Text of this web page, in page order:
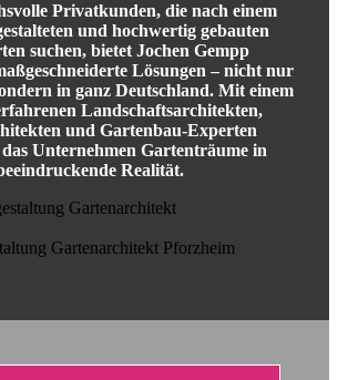
Privatkunden, die nach einem
und hochwertig gebauten
suchen, bietet Jochen Gempp
Lösungen – nicht nur
in ganz Deutschland. Mit einem
Landschaftsarchitekten,
und Gartenbau-Experten
Unternehmen Gartenträume in
Realität.
Gartenarchitekt Pforzheim